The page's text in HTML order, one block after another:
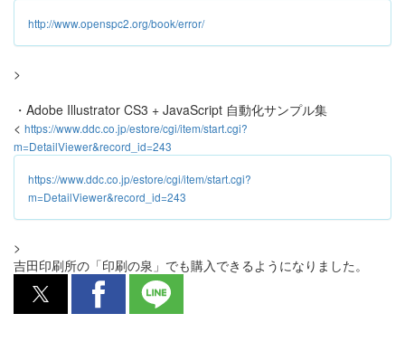
http://www.openspc2.org/book/error/
>
・Adobe Illustrator CS3 + JavaScript 自動化サンプル集
< https://www.ddc.co.jp/estore/cgi/item/start.cgi?
m=DetailViewer&record_id=243
https://www.ddc.co.jp/estore/cgi/item/start.cgi?
m=DetailViewer&record_id=243
>
吉田印刷所の「印刷の泉」でも購入できるようになりました。